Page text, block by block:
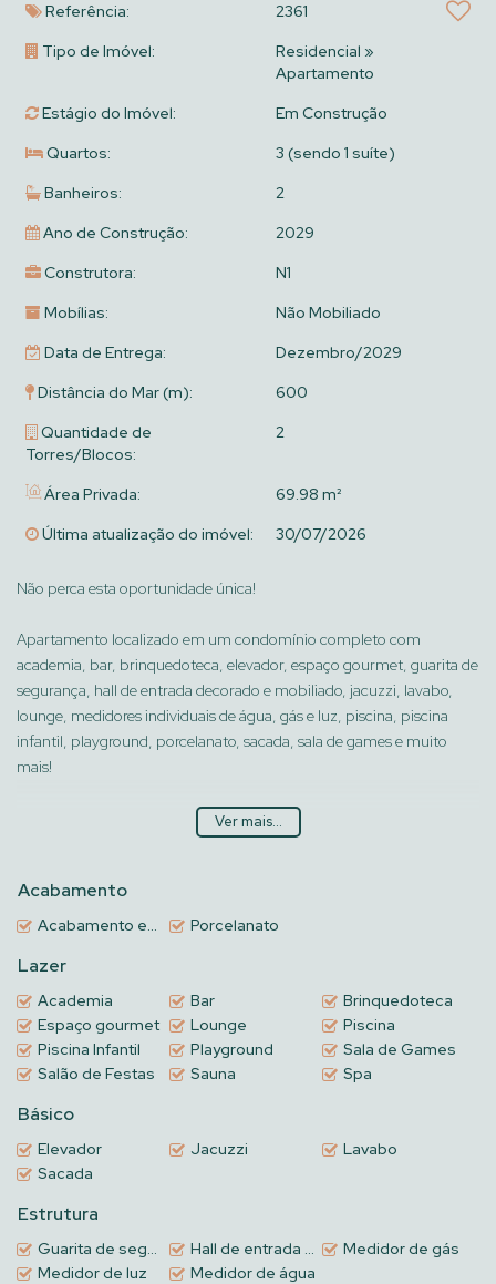
Referência:
2361
Tipo de Imóvel:
Residencial »
Apartamento
Estágio do Imóvel:
Em Construção
Quartos:
3 (sendo 1 suíte)
Banheiros:
2
Ano de Construção:
2029
Construtora:
N1
Mobílias:
Não Mobiliado
Data de Entrega:
Dezembro/2029
Distância do Mar (m):
600
Quantidade de
Torres/Blocos:
2
Área Privada:
69.98 m²
Última atualização do imóvel:
30/07/2026
Não perca esta oportunidade única!
Apartamento localizado em um condomínio completo com
academia, bar, brinquedoteca, elevador, espaço gourmet, guarita de
segurança, hall de entrada decorado e mobiliado, jacuzzi, lavabo,
lounge, medidores individuais de água, gás e luz, piscina, piscina
infantil, playground, porcelanato, sacada, sala de games e muito
mais!
Este imóvel incrível possui 3 quartos sendo 1 suítes, 2 banheiros, 1
vaga de garagem e uma área privada de 69,98 m².
Não perca essa oportunidade de adquirir o apartamento dos seus
Entre em contato conosco e agende sua visita hoje mesmo. Este é o
imóvel que você estava procurando!
Ver mais...
Acabamento
Acabamento em gesso Porcelanato
Lazer
Academia Bar
Brinquedoteca
Espaço gourmet
Lounge
Piscina
Piscina Infantil
Playground
Sala de Games
Salão de Festas
Sauna Spa
Básico
Elevador Jacuzzi
Lavabo
Sacada
Estrutura
Guarita de segurança Hall de entrada decorado e mobiliado
Medidor de gás
Medidor de luz
Medidor de água